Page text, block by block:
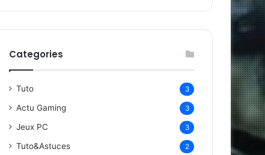
Categories
Tuto 3
Actu Gaming 3
Jeux PC 3
Tuto&Astuces 2